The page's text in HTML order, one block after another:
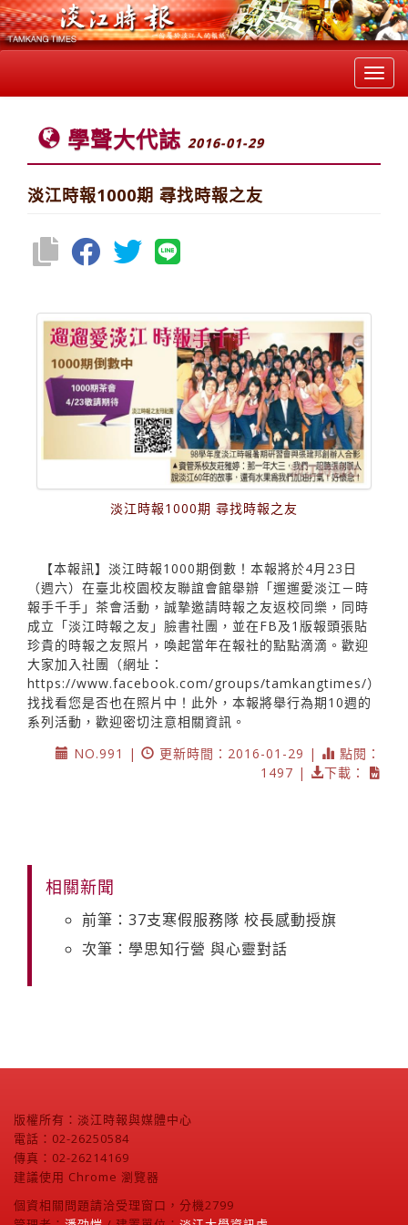
學聲大代誌 2016-01-29
淡江時報1000期 尋找時報之友
淡江時報1000期 尋找時報之友
【本報訊】淡江時報1000期倒數！本報將於4月23日
（週六）在臺北校園校友聯誼會館舉辦「遛遛愛淡江－時
報手千手」茶會活動，誠摯邀請時報之友返校同樂，同時
成立「淡江時報之友」臉書社團，並在FB及1版報頭張貼
珍貴的時報之友照片，喚起當年在報社的點點滴滴。歡迎
大家加入社團（網址：
https://www.facebook.com/groups/tamkangtimes/）
找找看您是否也在照片中！此外，本報將舉行為期10週的
系列活動，歡迎密切注意相關資訊。
NO.991 |
更新時間：2016-01-29 |
點閱：
1497 |
下載：
相關新聞
前筆：37支寒假服務隊 校長感動授旗
次筆：學思知行營 與心靈對話
版權所有：淡江時報與媒體中心
電話：02-26250584
傳真：02-26214169
建議使用 Chrome 瀏覽器
個資相關問題請洽受理窗口，分機2799